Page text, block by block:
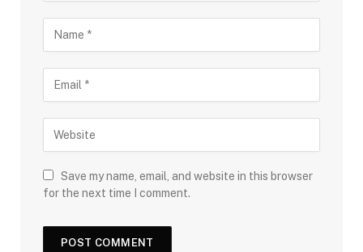
Save my name, email, and website in this browser
for the next time I comment.